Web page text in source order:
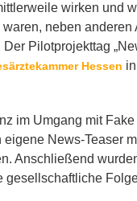
wirken und
neben
Der Pilotprojekttag
Hessen
im Umgang mit
News-Teaser
Anschließend
gesellschaftliche